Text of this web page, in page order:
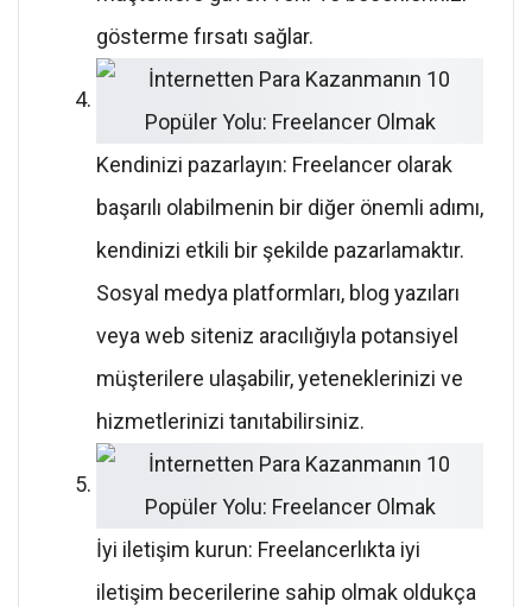
gösterme fırsatı sağlar.
Kendinizi pazarlayın: Freelancer olarak
başarılı olabilmenin bir diğer önemli adımı,
kendinizi etkili bir şekilde pazarlamaktır.
Sosyal medya platformları, blog yazıları
veya web siteniz aracılığıyla potansiyel
müşterilere ulaşabilir, yeteneklerinizi ve
hizmetlerinizi tanıtabilirsiniz.
İyi iletişim kurun: Freelancerlıkta iyi
iletişim becerilerine sahip olmak oldukça